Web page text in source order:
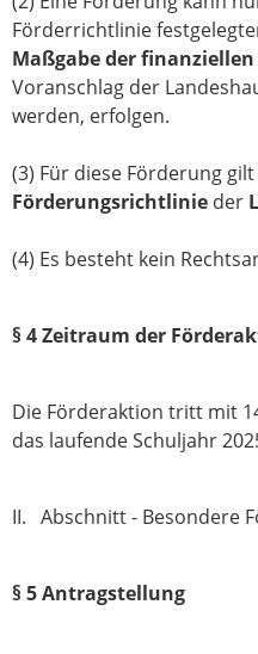
Förderrichtlinie
Maßgabe der
Voranschlag der
werden, erfolgen.
(3) Für diese Förderung
Förderungsrichtlinie der
(4) Es besteht kein
§ 4 Zeitraum der
Die Förderaktion tritt mit
das laufende Schuljahr
II. Abschnitt - Besondere
§ 5 Antragstellung